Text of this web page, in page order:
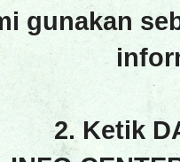
gunakan
2. Ketik